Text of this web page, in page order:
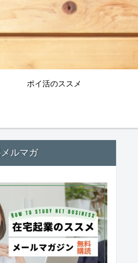
ポイ活のススメ
ルマガ